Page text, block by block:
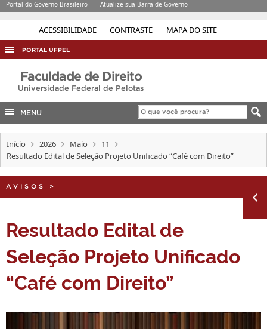
ACESSIBILIDADE CONTRASTE MAPA DO SITE
Portal do Governo Brasileiro Atualize sua Barra de Governo
PORTAL UFPEL
ACESSO À INFORMAÇÃO
AUDITORIA
COBALTO
TELEFONES
Faculdade de Direito
Universidade Federal de Pelotas
MENU
Início 2026 Maio
11
Resultado Edital de Seleção Projeto Unificado “Café com Direito”
AVISOS >
Resultado Edital de
Seleção Projeto Unificado
“Café com Direito”